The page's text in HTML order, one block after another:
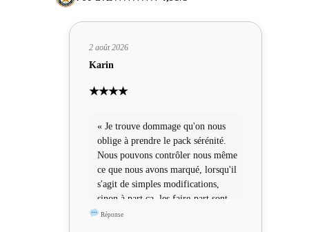
2 août 2026
Karin
★★★★
« Je trouve dommage qu'on nous
oblige à prendre le pack sérénité.
Nous pouvons contrôler nous même
ce que nous avons marqué, lorsqu'il
s'agit de simples modifications,
sinon à part ça, les faire-part sont
sympas »
Réponse